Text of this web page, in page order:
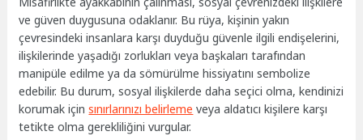
ve güven duygusuna odaklanır. Bu rüya, kişinin yakın
çevresindeki insanlara karşı duyduğu güvenle ilgili endişelerini,
ilişkilerinde yaşadığı zorlukları veya başkaları tarafından
manipüle edilme ya da sömürülme hissiyatını sembolize
edebilir. Bu durum, sosyal ilişkilerde daha seçici olma, kendinizi
korumak içinsınırlarınızı belirleme veya aldatıcı kişilere karşı
tetikte olma gerekliliğini vurgular.